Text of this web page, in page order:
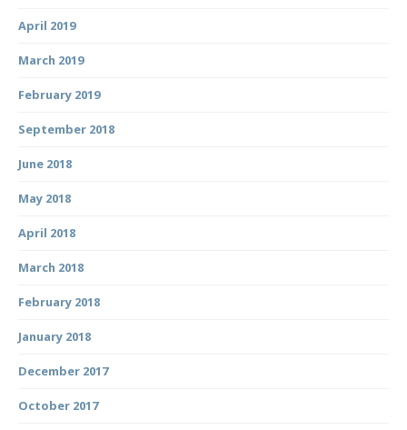
April 2019
March 2019
February 2019
September 2018
June 2018
May 2018
April 2018
March 2018
February 2018
January 2018
December 2017
October 2017